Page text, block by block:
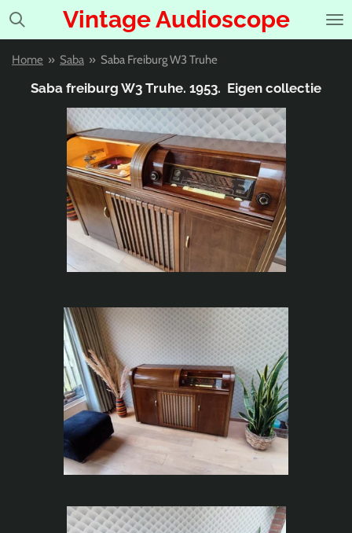
Ga
de
hoofdinhoud
Vintage Audioscope
Home » Saba » Saba Freiburg W3 Truhe
Saba freiburg W3 Truhe. 1953. Eigen collectie